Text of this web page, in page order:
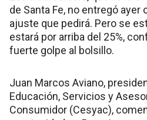
de Santa Fe, no entregó ayer
ajuste que pedirá. Pero se
estará por arriba del 25%,
fuerte golpe al bolsillo.
Juan Marcos Aviano,
Educación, Servicios y
Consumidor (Cesyac),